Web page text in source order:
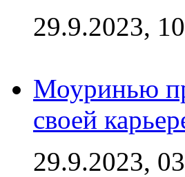
29.9.2023,
Моуринью
своей
29.9.2023,